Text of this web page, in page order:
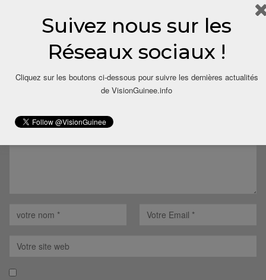
LAISSER UN COMMENTAIRE
Votre adresse email ne sera pas publiée.
Suivez nous sur les
Réseaux sociaux !
Cliquez sur les boutons ci-dessous pour suivre les dernières actualités
de VisionGuinee.info